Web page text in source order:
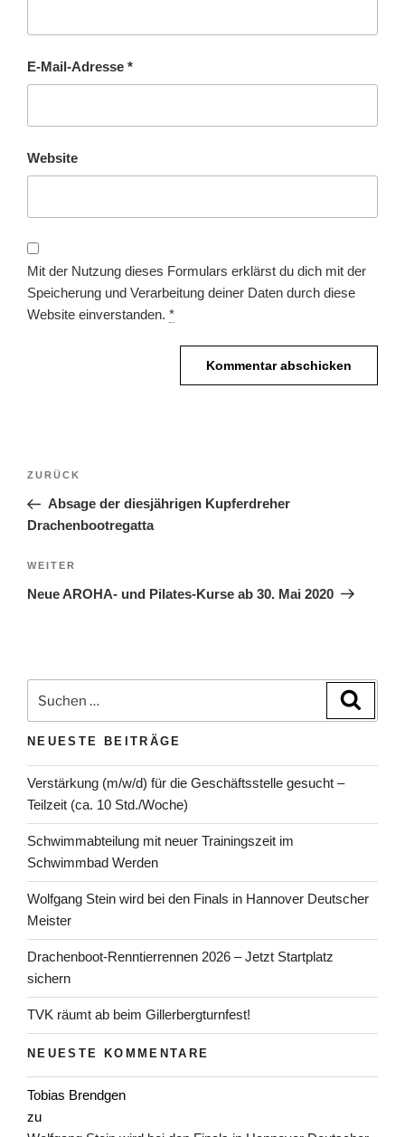
E-Mail-Adresse *
Website
Mit der Nutzung dieses Formulars erklärst du dich mit der
Speicherung und Verarbeitung deiner Daten durch diese
Website einverstanden. *
Vorheriger
Beitrag
ZURÜCK
Absage der diesjährigen Kupferdreher
Drachenbootregatta
Nächster
Beitrag
WEITER
Neue AROHA- und Pilates-Kurse ab 30. Mai 2020
nach:
NEUESTE BEITRÄGE
Verstärkung (m/w/d) für die Geschäftsstelle gesucht –
Teilzeit (ca. 10 Std./Woche)
Schwimmabteilung mit neuer Trainingszeit im
Schwimmbad Werden
Wolfgang Stein wird bei den Finals in Hannover Deutscher
Meister
Drachenboot-Renntierrennen 2026 – Jetzt Startplatz
sichern
TVK räumt ab beim Gillerbergturnfest!
NEUESTE KOMMENTARE
Tobias Brendgen
zu